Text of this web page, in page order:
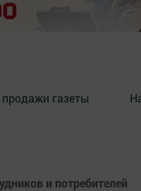
продажи газеты
и потребителей